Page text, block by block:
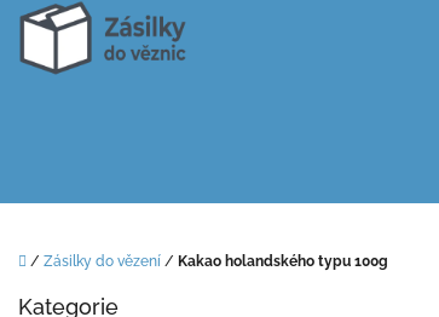
Domů
/ Zásilky do vězení / Kakao holandského typu 100g
Přeskočit
Kategorie